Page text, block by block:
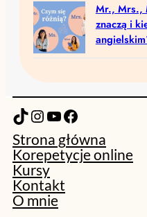
Mr., Mrs.,
znaczą i
TikTok Instagram YouTube Facebook
Strona główna
Korepetycje online
Kursy
Kontakt
O mnie